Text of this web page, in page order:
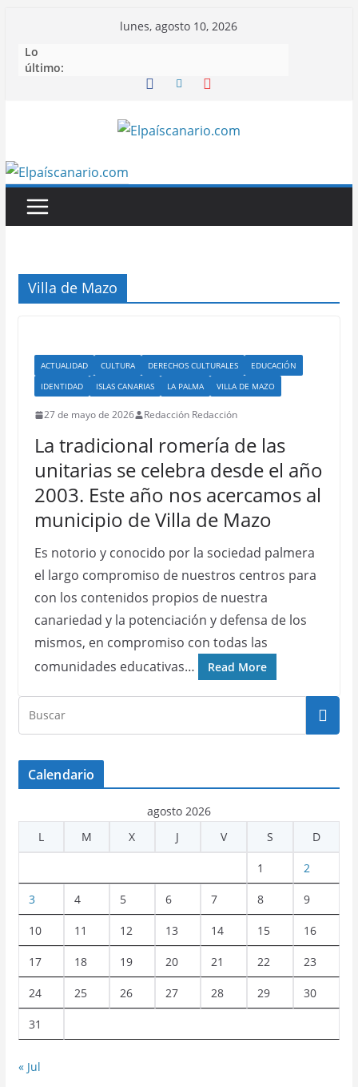
contenido
lunes, agosto 10, 2026
Lo
último:
Villa de Mazo
ACTUALIDAD CULTURA DERECHOS CULTURALES
EDUCACIÓN
IDENTIDAD
ISLAS CANARIAS LA PALMA VILLA DE MAZO
27 de mayo de 2026 Redacción Redacción
La tradicional romería de las
unitarias se celebra desde el año
2003. Este año nos acercamos al
municipio de Villa de Mazo
Es notorio y conocido por la sociedad palmera
el largo compromiso de nuestros centros para
con los contenidos propios de nuestra
canariedad y la potenciación y defensa de los
mismos, en compromiso con todas las
comunidades educativas…
Read More
Calendario
agosto 2026
L
M X J V S D
1 2
3 4 5 6 7 8 9
10 11 12 13 14 15 16
17 18 19 20 21 22 23
24 25 26 27 28 29 30
31
« Jul